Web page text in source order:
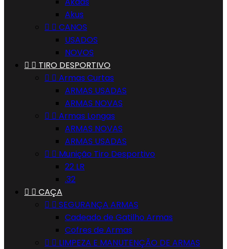
Akus
  CANOS
USADOS
NOVOS
  TIRO DESPORTIVO
  Armas Curtas
ARMAS USADAS
ARMAS NOVAS
  Armas Longas
ARMAS NOVAS
ARMAS USADAS
  Munição Tiro Desportivo
22 LR
.32
  CAÇA
  SEGURANÇA ARMAS
Cadeado de Gatilho Armas
Cofres de Armas
  LIMPEZA E MANUTENÇÃO DE ARMAS